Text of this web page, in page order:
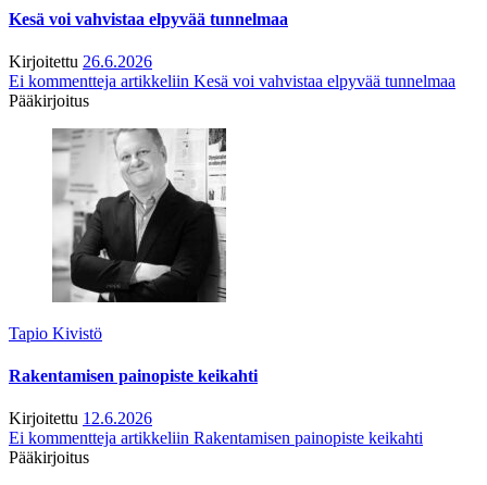
Kesä voi vahvistaa elpyvää tunnelmaa
Kirjoitettu 26.6.2026
Ei kommentteja artikkeliin Kesä voi vahvistaa elpyvää tunnelmaa
Pääkirjoitus
Tapio Kivistö
Rakentamisen painopiste keikahti
Kirjoitettu 12.6.2026
Ei kommentteja artikkeliin Rakentamisen painopiste keikahti
Pääkirjoitus